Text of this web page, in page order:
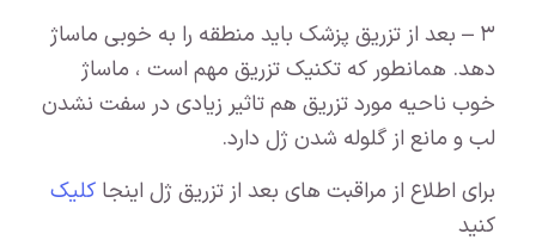
۳ – بعد از تزریق پزشک باید منطقه را به خوبی ماساژ
دهد. همانطور که تکنیک تزریق مهم است ، ماساژ
خوب ناحیه مورد تزریق هم تاثیر زیادی در سفت نشدن
لب و مانع از گلوله شدن ژل دارد.
برای اطلاع از مراقبت های بعد از تزریق ژل اینجا کلیک
کنید